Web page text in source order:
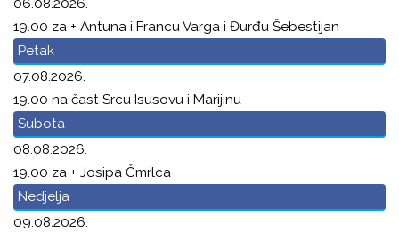
06.08.2026.
19.00 za + Antuna i Francu Varga i Đurđu Šebestijan
Petak
07.08.2026.
19.00 na čast Srcu Isusovu i Marijinu
Subota
08.08.2026.
19.00 za + Josipa Čmrlca
Nedjelja
09.08.2026.